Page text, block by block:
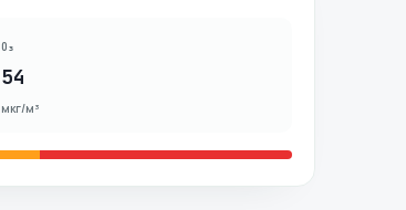
O₃
54
мкг/м³